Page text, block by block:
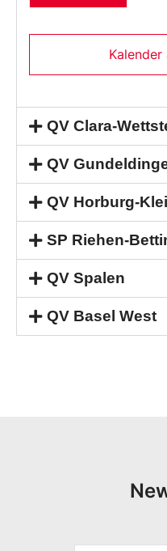
QV Clara-
QV
QV Horburg-
SP Riehen-
QV Spalen
QV Basel West